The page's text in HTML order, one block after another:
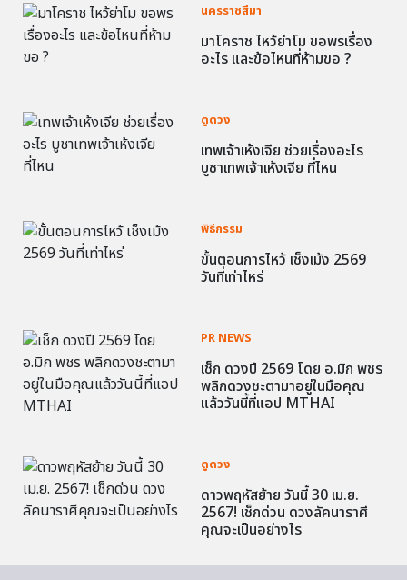
นครราชสีมา
มาโคราช ไหว้ย่าโม ขอพรเรื่อง
อะไร และข้อไหนที่ห้ามขอ ?
ดูดวง
เทพเจ้าเห้งเจีย ช่วยเรื่องอะไร
บูชาเทพเจ้าเห้งเจีย ที่ไหน
พิธีกรรม
ขั้นตอนการไหว้ เช็งเม้ง 2569
วันที่เท่าไหร่
PR NEWS
เช็ก ดวงปี 2569 โดย อ.มิก พชร
พลิกดวงชะตามาอยู่ในมือคุณ
แล้ววันนี้ที่แอป MTHAI
ดูดวง
ดาวพฤหัสย้าย วันนี้ 30 เม.ย.
2567! เช็กด่วน ดวงลัคนาราศี
คุณจะเป็นอย่างไร